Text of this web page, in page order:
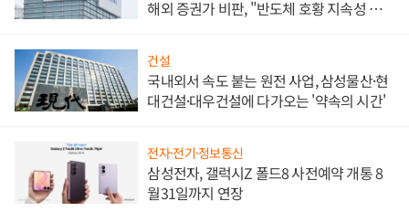
해외 증권가 비판, "반도체 호황 지속성 의
건설
국내외서 속도 붙는 원전 사업, 삼성물산·현
대건설·대우건설에 다가오는 '약속의 시간'
전자·전기·정보통신
삼성전자, 갤럭시Z 폴드8 사전예약 개통 8
월31일까지 연장